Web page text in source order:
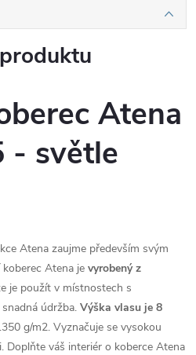
Atena
- světle
Atena zaujme především svým
Atena je vyrobený z
je použít v místnostech s
údržba. Výška vlasu je 8
g/m2. Vyznačuje se vysokou
Doplňte váš interiér o koberce Atena